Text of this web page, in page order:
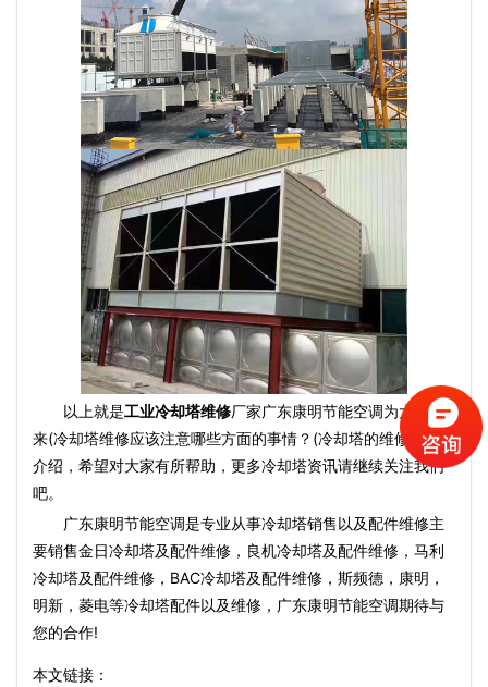
以上就是工业冷却塔维修厂家广东康明节能空调为大家带
来(冷却塔维修应该注意哪些方面的事情？(冷却塔的维修方法))
介绍，希望对大家有所帮助，更多冷却塔资讯请继续关注我们
吧。
广东康明节能空调是专业从事冷却塔销售以及配件维修主
要销售金日冷却塔及配件维修，良机冷却塔及配件维修，马利
冷却塔及配件维修，BAC冷却塔及配件维修，斯频德，康明，
明新，菱电等冷却塔配件以及维修，广东康明节能空调期待与
您的合作!
本文链接：